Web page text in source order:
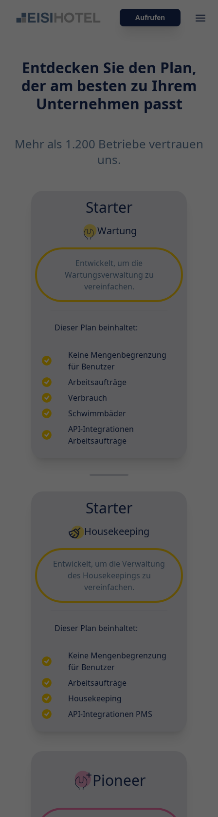
Aufrufen
Entdecken Sie den Plan,
der am besten zu Ihrem
Unternehmen passt
Mehr als 1.200 Betriebe vertrauen
uns.
Starter
Wartung
Entwickelt, um die
Wartungsverwaltung zu
vereinfachen.
Dieser Plan beinhaltet:
Keine Mengenbegrenzung
für Benutzer
Arbeitsaufträge
Verbrauch
Schwimmbäder
API-Integrationen
Arbeitsaufträge
Starter
Housekeeping
Entwickelt, um die Verwaltung
des Housekeepings zu
vereinfachen.
Dieser Plan beinhaltet:
Keine Mengenbegrenzung
für Benutzer
Arbeitsaufträge
Housekeeping
API-Integrationen PMS
Pioneer